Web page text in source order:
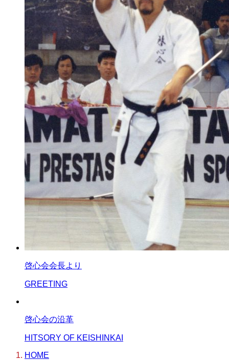
啓心会会長より
GREETING
啓心会の沿革
HITSORY OF KEISHINKAI
HOME